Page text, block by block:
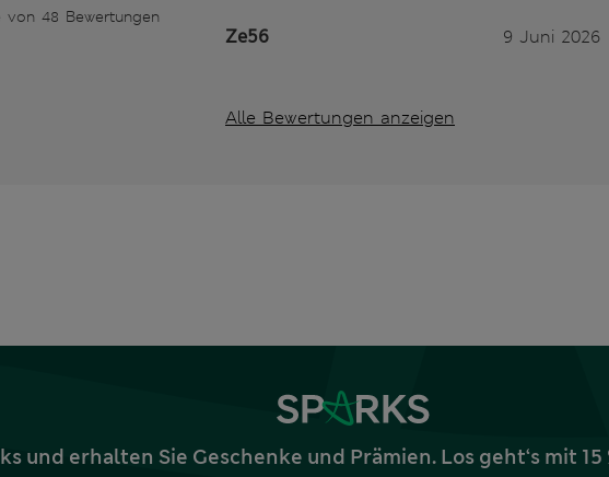
48 Bewertungen
Ze56 9 Juni 2026
Alle Bewertungen anzeigen
und erhalten Sie Geschenke und Prämien. Los geht‘s mit